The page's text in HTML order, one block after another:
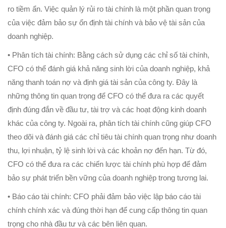
ro tiềm ẩn. Việc quản lý rủi ro tài chính là một phần quan trọng
của việc đảm bảo sự ổn định tài chính và bảo vệ tài sản của
doanh nghiệp.
• Phân tích tài chính: Bằng cách sử dụng các chỉ số tài chính,
CFO có thể đánh giá khả năng sinh lời của doanh nghiệp, khả
năng thanh toán nợ và định giá tài sản của công ty. Đây là
những thông tin quan trọng để CFO có thể đưa ra các quyết
định đúng đắn về đầu tư, tài trợ và các hoạt động kinh doanh
khác của công ty. Ngoài ra, phân tích tài chính cũng giúp CFO
theo dõi và đánh giá các chỉ tiêu tài chính quan trọng như doanh
thu, lợi nhuận, tỷ lệ sinh lời và các khoản nợ đến hạn. Từ đó,
CFO có thể đưa ra các chiến lược tài chính phù hợp để đảm
bảo sự phát triển bền vững của doanh nghiệp trong tương lai.
• Báo cáo tài chính: CFO phải đảm bảo việc lập báo cáo tài
chính chính xác và đúng thời hạn để cung cấp thông tin quan
trọng cho nhà đầu tư và các bên liên quan.